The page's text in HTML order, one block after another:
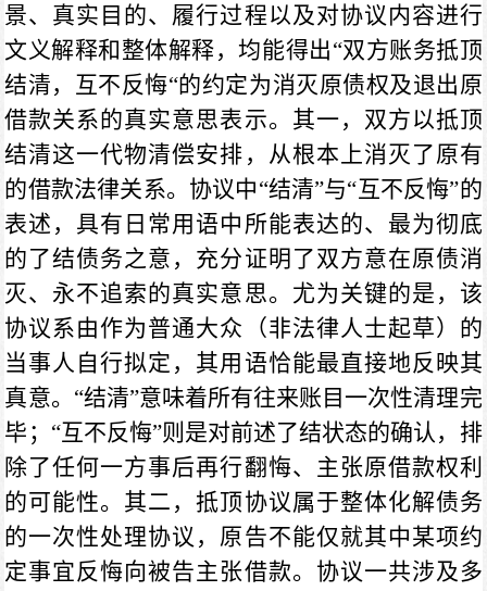
景、真实目的、履行过程以及对协议内容进行
文义解释和整体解释，均能得出“双方账务抵顶
结清，互不反悔“的约定为消灭原债权及退出原
借款关系的真实意思表示。其一，双方以抵顶
结清这一代物清偿安排，从根本上消灭了原有
的借款法律关系。协议中“结清”与“互不反悔”的
表述，具有日常用语中所能表达的、最为彻底
的了结债务之意，充分证明了双方意在原债消
灭、永不追索的真实意思。尤为关键的是，该
协议系由作为普通大众（非法律人士起草）的
当事人自行拟定，其用语恰能最直接地反映其
真意。“结清”意味着所有往来账目一次性清理完
毕；“互不反悔”则是对前述了结状态的确认，排
除了任何一方事后再行翻悔、主张原借款权利
的可能性。其二，抵顶协议属于整体化解债务
的一次性处理协议，原告不能仅就其中某项约
定事宜反悔向被告主张借款。协议一共涉及多